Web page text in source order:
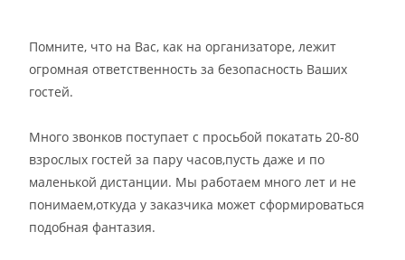
Помните, что на Вас, как на организаторе, лежит
огромная ответственность за безопасность Ваших
гостей.
Много звонков поступает с просьбой покатать 20-80
взрослых гостей за пару часов,пусть даже и по
маленькой дистанции. Мы работаем много лет и не
понимаем,откуда у заказчика может сформироваться
подобная фантазия.